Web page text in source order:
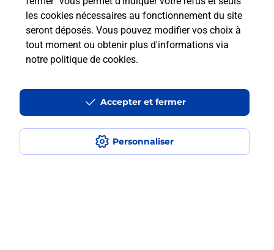
les cookies nécessaires au fonctionnement du site
seront déposés. Vous pouvez modifier vos choix à
tout moment ou obtenir plus d'informations via
notre politique de cookies.
Personnaliser
Accepter et fermer
smartphone Samsung en plusieurs
fois avec La Poste Mobile ?
Est-ce que je peux assurer mon
smartphone Samsung ?
SAINT JEAN DE LA RUELLE
Acheter un smartphone Samsung